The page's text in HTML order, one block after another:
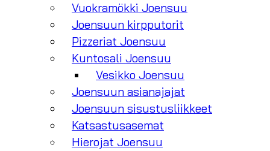
Vuokramökki Joensuu
Joensuun kirpputorit
Pizzeriat Joensuu
Kuntosali Joensuu
Vesikko Joensuu
Joensuun asianajajat
Joensuun sisustusliikkeet
Katsastusasemat
Hierojat Joensuu